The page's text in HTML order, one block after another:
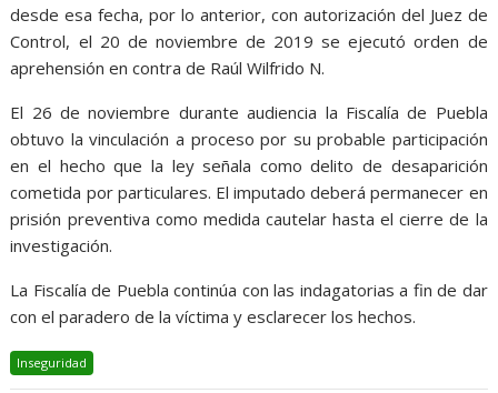
desde esa fecha, por lo anterior, con autorización del Juez de
Control, el 20 de noviembre de 2019 se ejecutó orden de
aprehensión en contra de Raúl Wilfrido N.
El 26 de noviembre durante audiencia la Fiscalía de Puebla
obtuvo la vinculación a proceso por su probable participación
en el hecho que la ley señala como delito de desaparición
cometida por particulares. El imputado deberá permanecer en
prisión preventiva como medida cautelar hasta el cierre de la
investigación.
La Fiscalía de Puebla continúa con las indagatorias a fin de dar
con el paradero de la víctima y esclarecer los hechos.
Inseguridad